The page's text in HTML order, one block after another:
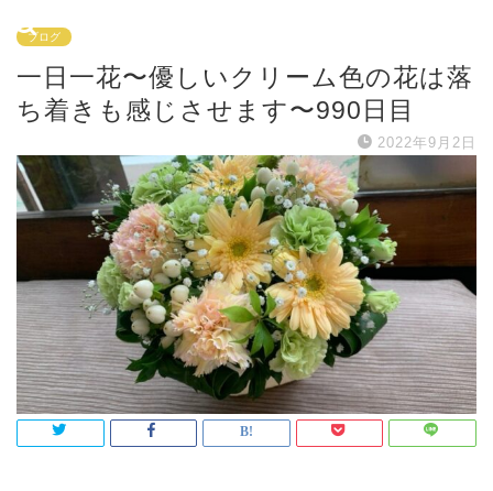
ブログ
一日一花〜優しいクリーム色の花は落
ち着きも感じさせます〜990日目
2022年9月2日